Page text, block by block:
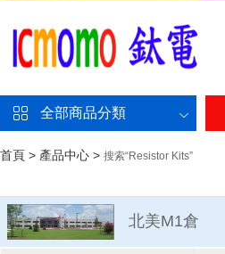
全部商品分類
首頁 > 產品中心 > 搜索“Resistor Kits”
北美M1倉